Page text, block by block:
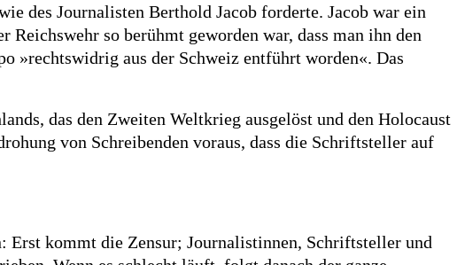
des Journalisten Berthold Jacob forderte. Jacob war ein
so berühmt geworden war, dass man ihn den
»rechtswidrig aus der Schweiz entführt worden«. Das
das den Zweiten Weltkrieg ausgelöst und den Holocaust
von Schreibenden voraus, dass die Schriftsteller auf
Erst kommt die Zensur; Journalistinnen, Schriftsteller und